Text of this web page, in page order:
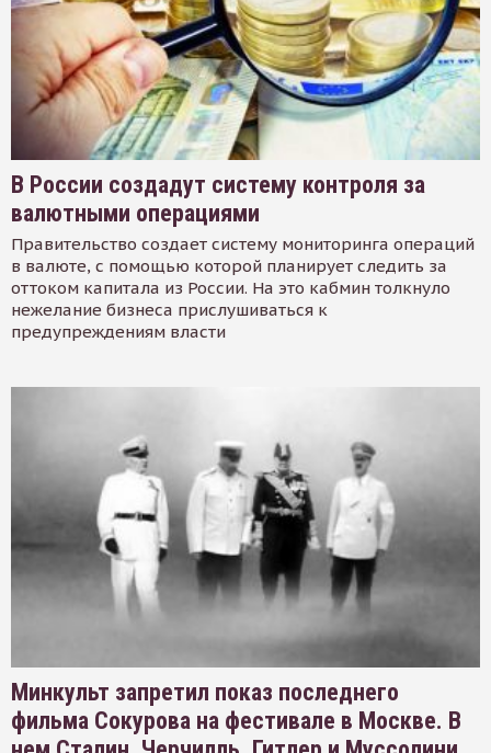
В России создадут систему контроля за
валютными операциями
Правительство создает систему мониторинга операций
в валюте, с помощью которой планирует следить за
оттоком капитала из России. На это кабмин толкнуло
нежелание бизнеса прислушиваться к
предупреждениям власти
Минкульт запретил показ последнего
фильма Сокурова на фестивале в Москве. В